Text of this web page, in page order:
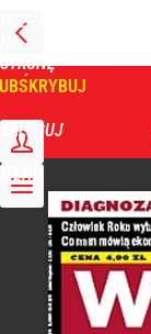
PRZEJDŹ
NA
STRONĘ
GŁÓWNĄ
ZALOGUJ
MENU